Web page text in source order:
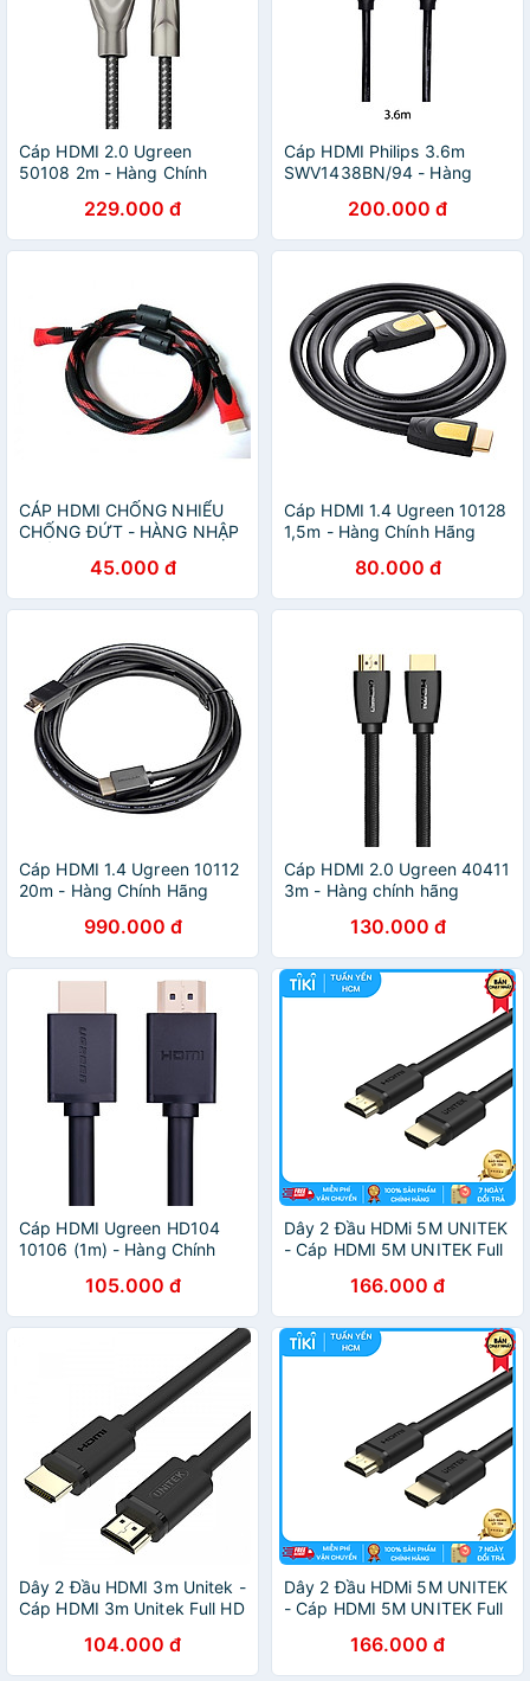
Cáp HDMI 2.0 Ugreen
50108 2m - Hàng Chính
229.000 đ
Cáp HDMI Philips 3.6m
SWV1438BN/94 - Hàng
200.000 đ
CÁP HDMI CHỐNG NHIỂU
CHỐNG ĐỨT - HÀNG NHẬP
45.000 đ
Cáp HDMI 1.4 Ugreen 10128
1,5m - Hàng Chính Hãng
80.000 đ
Cáp HDMI 1.4 Ugreen 10112
20m - Hàng Chính Hãng
990.000 đ
Cáp HDMI 2.0 Ugreen 40411
3m - Hàng chính hãng
130.000 đ
Cáp HDMI Ugreen HD104
10106 (1m) - Hàng Chính
105.000 đ
Dây 2 Đầu HDMi 5M UNITEK
- Cáp HDMI 5M UNITEK Full
166.000 đ
Dây 2 Đầu HDMI 3m Unitek -
Cáp HDMI 3m Unitek Full HD
104.000 đ
Dây 2 Đầu HDMi 5M UNITEK
- Cáp HDMI 5M UNITEK Full
166.000 đ